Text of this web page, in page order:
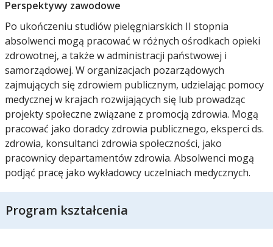
Perspektywy zawodowe
Po ukończeniu studiów pielęgniarskich II stopnia
absolwenci mogą pracować w różnych ośrodkach opieki
zdrowotnej, a także w administracji państwowej i
samorządowej. W organizacjach pozarządowych
zajmujących się zdrowiem publicznym, udzielając pomocy
medycznej w krajach rozwijających się lub prowadząc
projekty społeczne związane z promocją zdrowia. Mogą
pracować jako doradcy zdrowia publicznego, eksperci ds.
zdrowia, konsultanci zdrowia społeczności, jako
pracownicy departamentów zdrowia. Absolwenci mogą
podjąć pracę jako wykładowcy uczelniach medycznych.
Program kształcenia